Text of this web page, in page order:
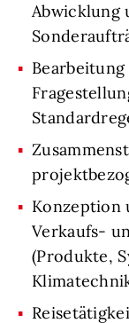
Abwicklung
Konzeption
Verkaufs-
(Produkte,